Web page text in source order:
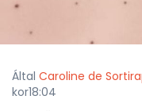
Által Caroline de
kor18:04